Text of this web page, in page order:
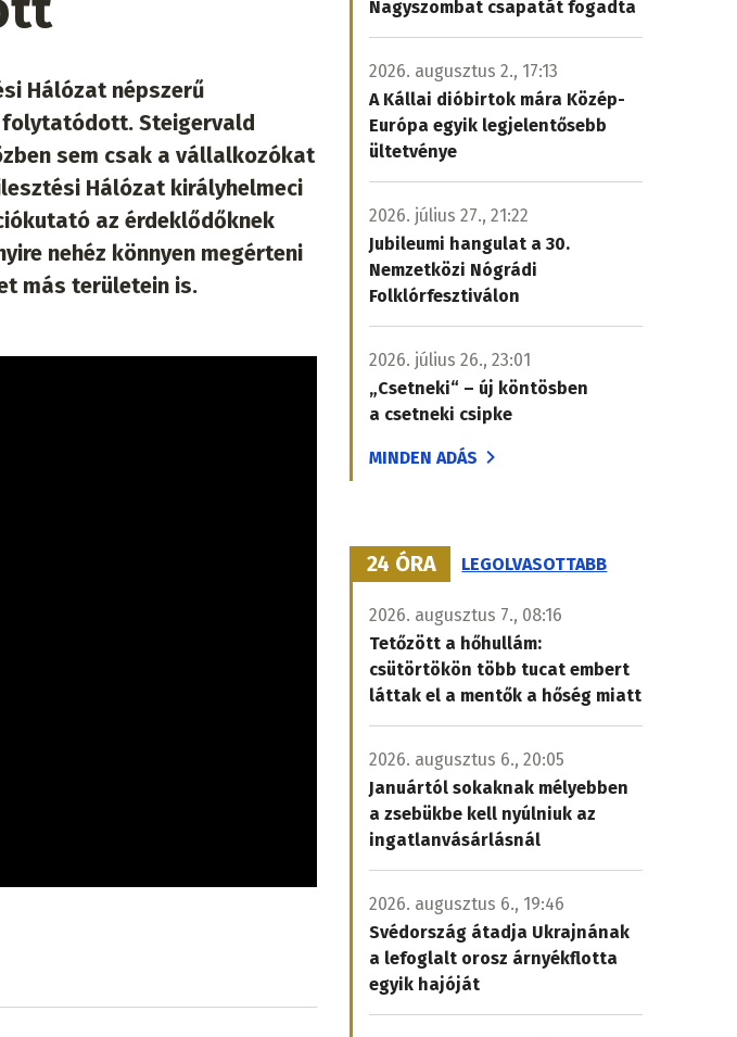
Hálózat népszerű
Steigervald
sem csak a vállalkozókat
Hálózat királyhelmeci
az érdeklődőknek
nehéz könnyen megérteni
más területein is.
Nagyszombat csapatát fogadta
2026. augusztus 2., 17:13
A Kállai dióbirtok mára Közép-
Európa egyik legjelentősebb
ültetvénye
2026. július 27., 21:22
Jubileumi hangulat a 30.
Nemzetközi Nógrádi
Folklórfesztiválon
2026. július 26., 23:01
„Csetneki“ – új köntösben
a csetneki csipke
MINDEN ADÁS
24 ÓRA LEGOLVASOTTABB
2026. augusztus 7., 08:16
Tetőzött a hőhullám:
csütörtökön több tucat embert
láttak el a mentők a hőség miatt
2026. augusztus 6., 20:05
Januártól sokaknak mélyebben
a zsebükbe kell nyúlniuk az
ingatlanvásárlásnál
2026. augusztus 6., 19:46
Svédország átadja Ukrajnának
a lefoglalt orosz árnyékflotta
egyik hajóját